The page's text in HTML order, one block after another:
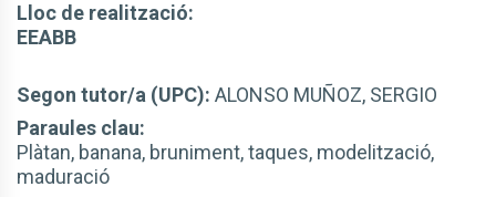
Lloc de realització:
EEABB
Segon tutor/a (UPC): ALONSO MUÑOZ, SERGIO
Paraules clau:
Plàtan, banana, bruniment, taques, modelització,
maduració